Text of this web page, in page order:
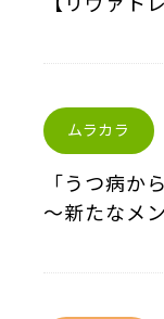
ムラカラ
「うつ病か
～新たなメ